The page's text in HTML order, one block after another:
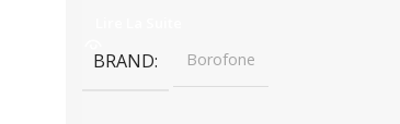
BRAND Borofone